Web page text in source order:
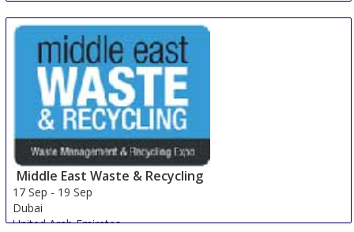
Middle East Waste & Recycling
17 Sep - 19 Sep
Dubai
United Arab Emirates